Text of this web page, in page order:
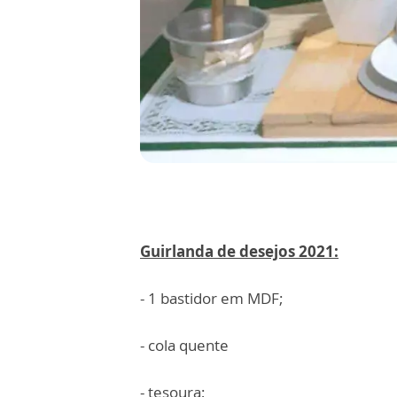
Guirlanda de desejos 2021:
- 1 bastidor em MDF;
- cola quente
- tesoura;